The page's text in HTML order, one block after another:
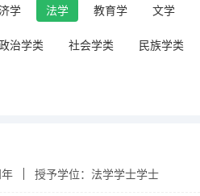
学 法学 教育学 文学
治学类 社会学类 民族学类
授予学位：法学学士学士